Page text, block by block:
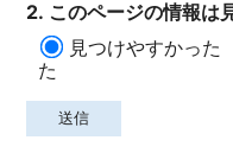
2. このページの情報は
見つけやすかった
た